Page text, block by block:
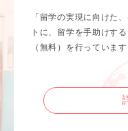
「留学の実現に向けた
トに、留学を手助けす
（無料）を行っています